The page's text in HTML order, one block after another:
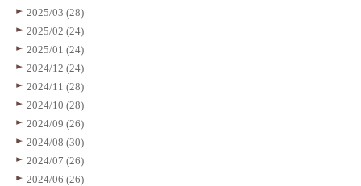
2025/03 (28)
2025/02 (24)
2025/01 (24)
2024/12 (24)
2024/11 (28)
2024/10 (28)
2024/09 (26)
2024/08 (30)
2024/07 (26)
2024/06 (26)